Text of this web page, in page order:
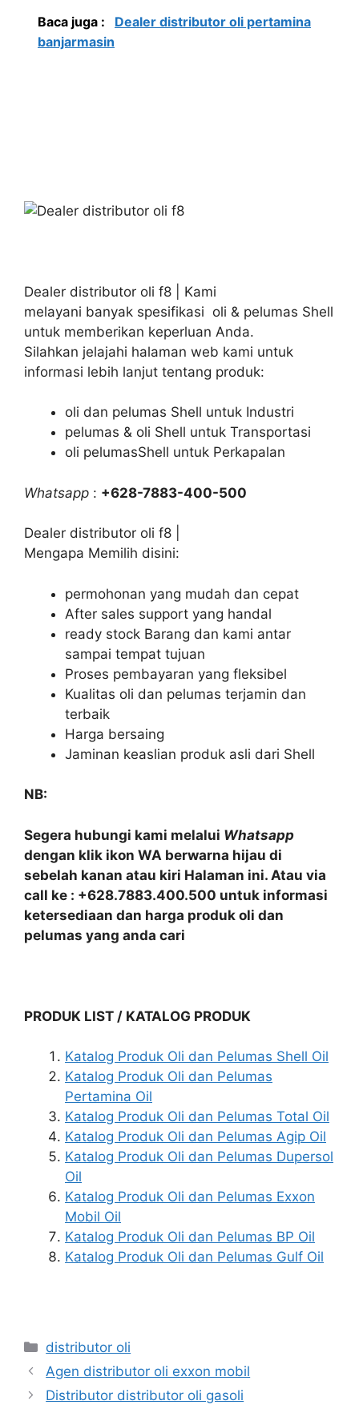
Baca juga :
Dealer distributor oli pertamina
banjarmasin
Dealer distributor oli f8 | Kami
melayani banyak spesifikasi oli & pelumas Shell
untuk memberikan keperluan Anda.
Silahkan jelajahi halaman web kami untuk
informasi lebih lanjut tentang produk:
oli dan pelumas Shell untuk Industri
pelumas & oli Shell untuk Transportasi
oli pelumasShell untuk Perkapalan
Whatsapp : +628-7883-400-500
Dealer distributor oli f8 |
Mengapa Memilih disini:
permohonan yang mudah dan cepat
After sales support yang handal
ready stock Barang dan kami antar
sampai tempat tujuan
Proses pembayaran yang fleksibel
Kualitas oli dan pelumas terjamin dan
terbaik
Harga bersaing
Jaminan keaslian produk asli dari Shell
NB:
Segera hubungi kami melalui Whatsapp
dengan klik ikon WA berwarna hijau di
sebelah kanan atau kiri Halaman ini. Atau via
call ke : +628.7883.400.500 untuk informasi
ketersediaan dan harga produk oli dan
pelumas yang anda cari
PRODUK LIST / KATALOG PRODUK
Katalog Produk Oli dan Pelumas Shell Oil
Katalog Produk Oli dan Pelumas
Pertamina Oil
Katalog Produk Oli dan Pelumas Total Oil
Katalog Produk Oli dan Pelumas Agip Oil
Katalog Produk Oli dan Pelumas Dupersol
Oil
Katalog Produk Oli dan Pelumas Exxon
Mobil Oil
Katalog Produk Oli dan Pelumas BP Oil
Katalog Produk Oli dan Pelumas Gulf Oil
distributor oli
Agen distributor oli exxon mobil
Distributor distributor oli gasoli